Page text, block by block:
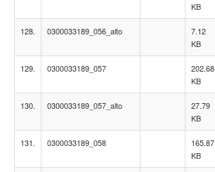
KB
128. 0300033189_056_alto
7.12
KB
129. 0300033189_057
202.68
KB
130. 0300033189_057_alto
27.79
KB
131. 0300033189_058
165.87
KB